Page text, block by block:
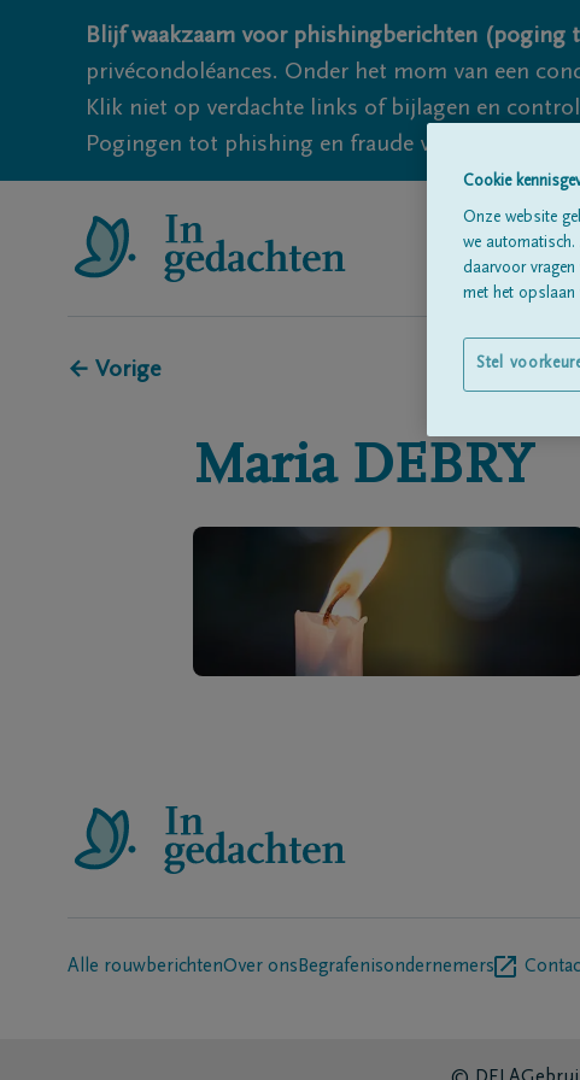
Blijf waakzaam voor phishingberichten
privécondoléances. Onder het mom van een
Klik niet op verdachte links of bijlagen en
Pogingen tot phishing en fraude vallen echter
← Vorige
Maria DEBRY
Alle rouwberichtenOver ons Begrafenisondernemers
Cookie
Onze website
we automatisch.
daarvoor
met het opslaan
Stel